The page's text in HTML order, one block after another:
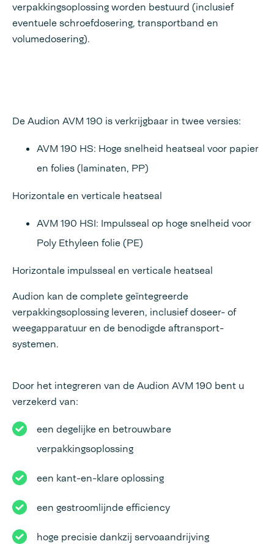
verpakkingsoplossing worden bestuurd (inclusief
eventuele schroefdosering, transportband en
volumedosering).
De Audion AVM 190 is verkrijgbaar in twee versies:
AVM 190 HS: Hoge snelheid heatseal voor papier
en folies (laminaten, PP)
Horizontale en verticale heatseal
AVM 190 HSI: Impulsseal op hoge snelheid voor
Poly Ethyleen folie (PE)
Horizontale impulsseal en verticale heatseal
Audion kan de complete geïntegreerde
verpakkingsoplossing leveren, inclusief doseer- of
weegapparatuur en de benodigde aftransport-
systemen.
Door het integreren van de Audion AVM 190 bent u
verzekerd van:
een degelijke en betrouwbare
verpakkingsoplossing
een kant-en-klare oplossing
een gestroomlijnde efficiency
hoge precisie dankzij servoaandrijving